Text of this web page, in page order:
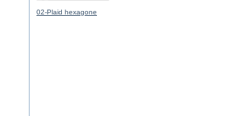
02-Plaid hexagone